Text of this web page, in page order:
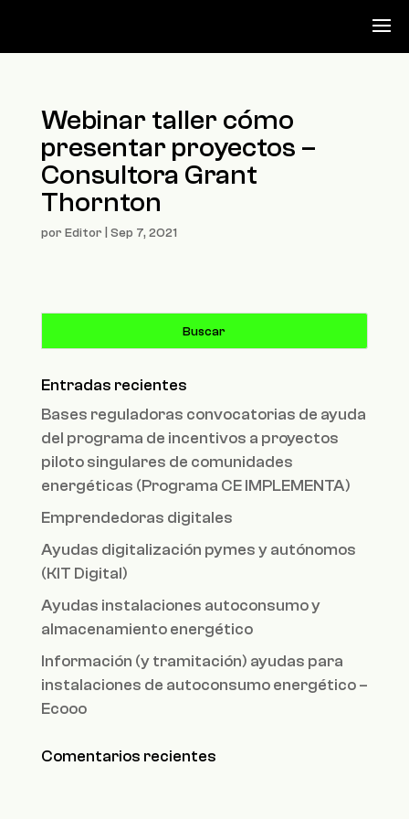
Webinar taller cómo
presentar proyectos –
Consultora Grant
Thornton
por Editor Sep 7, 2021
Entradas recientes
Bases reguladoras convocatorias de ayuda
del programa de incentivos a proyectos
piloto singulares de comunidades
energéticas (Programa CE IMPLEMENTA)
Emprendedoras digitales
Ayudas digitalización pymes y autónomos
(KIT Digital)
Ayudas instalaciones autoconsumo y
almacenamiento energético
Información (y tramitación) ayudas para
instalaciones de autoconsumo energético –
Ecooo
Comentarios recientes